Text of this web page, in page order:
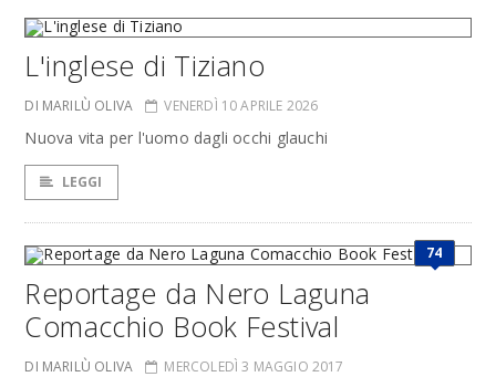
L'inglese di Tiziano
DI MARILÙ OLIVA VENERDÌ 10 APRILE 2026
Nuova vita per l'uomo dagli occhi glauchi
LEGGI
74
Reportage da Nero Laguna
Comacchio Book Festival
DI MARILÙ OLIVA MERCOLEDÌ 3 MAGGIO 2017